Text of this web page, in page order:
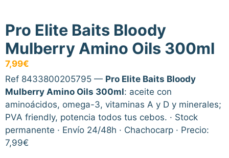
Pro Elite Baits Bloody
Mulberry Amino Oils 300ml
7,99€
Ref 8433800205795 — Pro Elite Baits Bloody
Mulberry Amino Oils 300ml: aceite con
aminoácidos, omega-3, vitaminas A y D y minerales;
PVA friendly, potencia todos tus cebos. · Stock
permanente · Envío 24/48h · Chachocarp · Precio:
7,99€